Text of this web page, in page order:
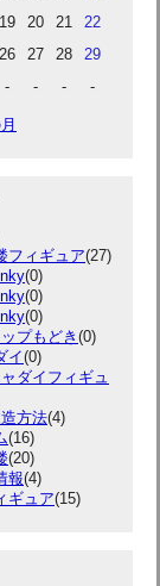
19 20 21
22
26 27 28
29
- - - -
フィギュア(27)
(0)
(0)
(0)
プもどき (0)
イ(0)
ダイフィギュ
方法(4)
(16)
(20)
報(4)
ギュア(15)